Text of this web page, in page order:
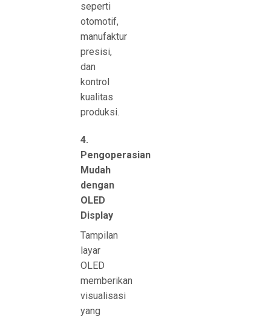
seperti
otomotif,
manufaktur
presisi,
dan
kontrol
kualitas
produksi.
4.
Pengoperasian
Mudah
dengan
OLED
Display
Tampilan
layar
OLED
memberikan
visualisasi
yang